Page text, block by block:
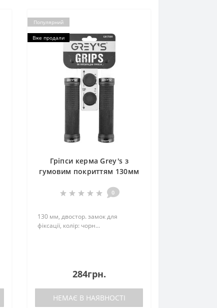
Популярний
Вже продали
Гріпси керма Grey's з
гумовим покриттям 130мм
0
130 мм, двостор. замок для
фіксації, колір: чорн...
284грн.
НЕМАЄ В НАЯВНОСТІ